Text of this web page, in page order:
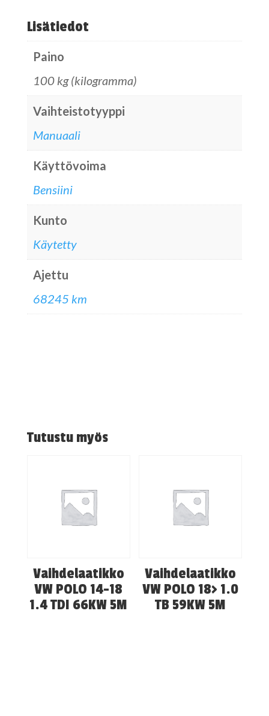
Lisätiedot
Paino
100 kg (kilogramma)
Vaihteistotyyppi
Manuaali
Käyttövoima
Bensiini
Kunto
Käytetty
Ajettu
68245 km
Tutustu myös
Vaihdelaatikko
VW POLO 14-18
1.4 TDI 66KW 5M
Vaihdelaatikko
VW POLO 18> 1.0
TB 59KW 5M